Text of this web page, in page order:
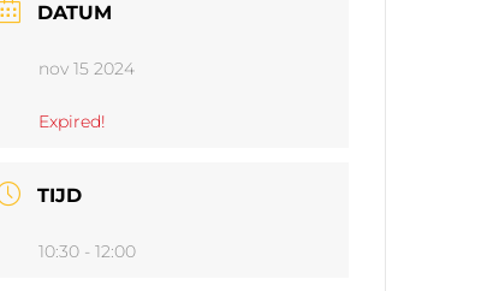
DATUM
nov 15 2024
Expired!
TIJD
10:30 - 12:00